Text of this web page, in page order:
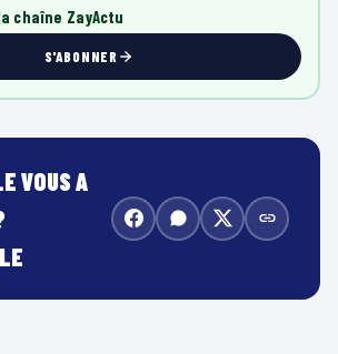
chaîne ZayActu
S'ABONNER
VOUS A